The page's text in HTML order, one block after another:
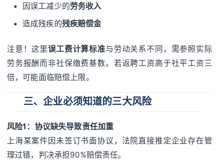
因误工减少的劳务收入
造成残疾的残疾赔偿金
注意！这里误工费计算标准与劳动关系不同，需参照实际
劳务报酬而非社保缴费基数。若返聘工资高于社平工资三
倍，可能面临赔偿上限。
三、企业必须知道的三大风险
风险1：协议缺失导致责任加重
上海某案件因未签订书面协议，法院直接推定企业存在管
理过错，判决承担90%赔偿责任。